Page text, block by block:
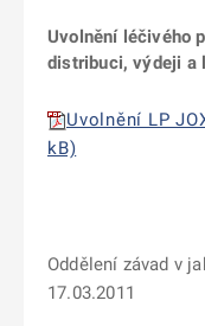
Uvolnění léčivého
distribuci, výdeji a
Uvolnění LP
kB)
Oddělení závad v
17.03.2011